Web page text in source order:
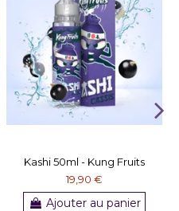
Kashi 50ml - Kung Fruits
19,90 €
Ajouter au panier